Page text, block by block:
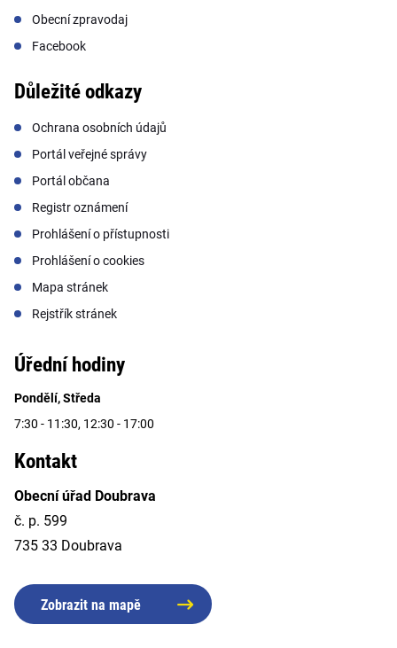
Obecní zpravodaj
Facebook
Důležité odkazy
Ochrana osobních údajů
Portál veřejné správy
Portál občana
Registr oznámení
Prohlášení o přístupnosti
Prohlášení o cookies
Mapa stránek
Rejstřík stránek
Úřední hodiny
Pondělí, Středa
7:30 - 11:30, 12:30 - 17:00
Kontakt
Obecní úřad Doubrava
č. p. 599
735 33 Doubrava
Zobrazit na mapě